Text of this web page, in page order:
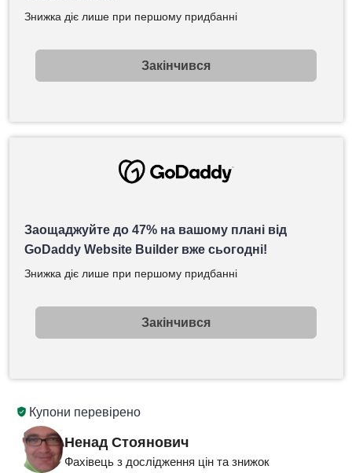
Купони перевірено
Ненад Стоянович
Фахівець з дослідження цін та знижок
Знижка діє лише при першому придбанні
Закінчився
Заощаджуйте до 47% на вашому плані від
GoDaddy Website Builder вже сьогодні!
Знижка діє лише при першому придбанні
Закінчився